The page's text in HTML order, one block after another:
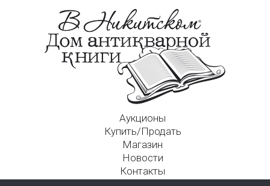
Аукционы
Купить/Продать
Магазин
Новости
Контакты